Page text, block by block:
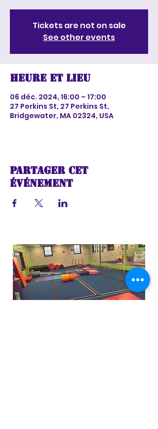
Tickets are not on sale
See other events
Heure et lieu
06 déc. 2024, 16:00 – 17:00
27 Perkins St, 27 Perkins St,
Bridgewater, MA 02324, USA
Partager cet
événement